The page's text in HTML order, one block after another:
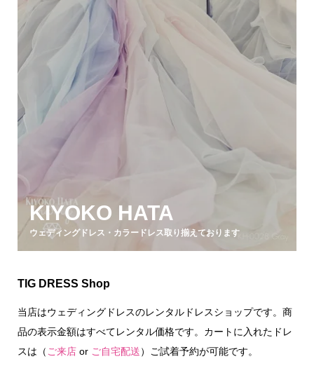
KIYOKO HATA
ウェディングドレス・カラードレス取り揃えております
TIG DRESS Shop
当店はウェディングドレスのレンタルドレスショップです。商
品の表示金額はすべてレンタル価格です。カートに入れたドレ
スは（ご来店or ご自宅配送）ご試着予約が可能です。